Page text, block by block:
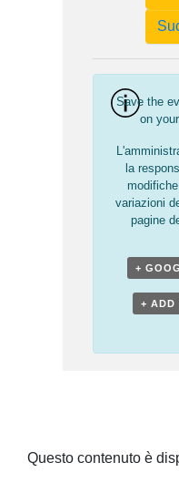
Save the
on
la
variazioni
pagine
+
+ ADD
Questo contenuto è